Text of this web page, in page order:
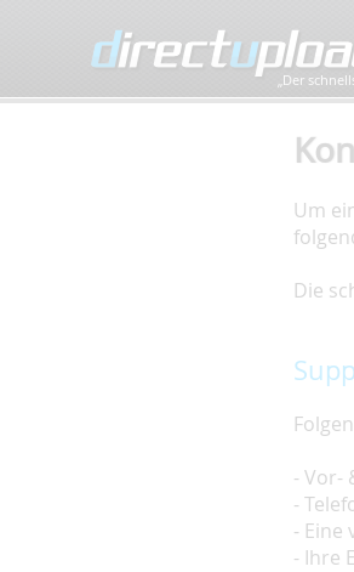
„Der
Um
Die
- Vor-
-
- Eine
- Ihre